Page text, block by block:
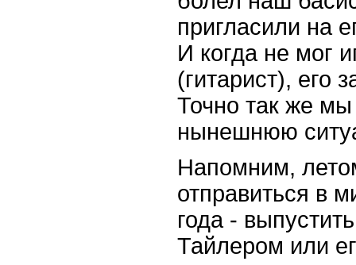
пригласили на
И когда не мог
(гитарист), его
Точно так же
нынешнюю
Напомним,
отправиться в
года -
Тайлером или